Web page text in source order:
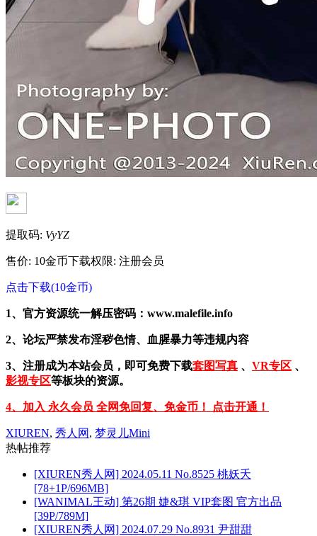
提取码: VyYZ
售价: 10金币下载权限: 注册会员
点击下载(10金币)
1、官方资源统一解压密码：www.malefile.info
2、论坛严禁发布淫秽色情、血腥暴力等违规内容
3、注册成为本站会员，即可免费下载套图写真 、 VR专区 、
影视专区等板块的资源。
4、加入 永久会员 全网免回复、免金币！ 点击开通！
XIUREN, 秀人网 , 梦灵儿Mini
热帖推荐
[XIUREN秀人网] 2024.05.11 No.8525 桃妖夭
[78+1P/696MB]
[WANIMAL王动] 第26期 婕&琪 VIP套图 官方出品
[39P/789M]
[XIUREN秀人网] 2024.07.29 No.8931 尹甜甜